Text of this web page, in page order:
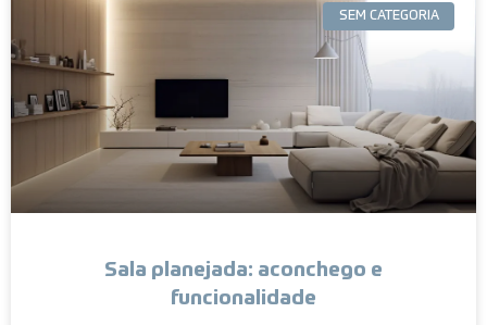
SEM CATEGORIA
Sala planejada: aconchego e
funcionalidade